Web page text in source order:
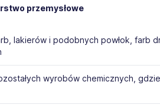
przemysłowe
lakierów i podobnych powłok, farb
wyrobów chemicznych,